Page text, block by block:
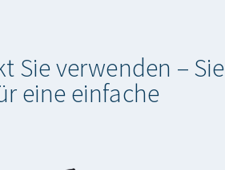
Sie verwenden – Sie
eine einfache